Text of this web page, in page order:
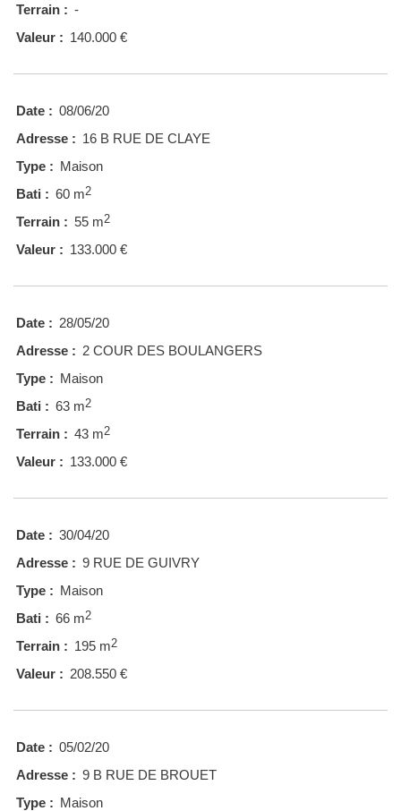
Terrain : -
Valeur : 140.000 €
Date : 08/06/20
Adresse : 16 B RUE DE CLAYE
Type : Maison
Bati : 60 m2
Terrain : 55 m2
Valeur : 133.000 €
Date : 28/05/20
Adresse : 2 COUR DES BOULANGERS
Type : Maison
Bati : 63 m2
Terrain : 43 m2
Valeur : 133.000 €
Date : 30/04/20
Adresse : 9 RUE DE GUIVRY
Type : Maison
Bati : 66 m2
Terrain : 195 m2
Valeur : 208.550 €
Date : 05/02/20
Adresse : 9 B RUE DE BROUET
Type : Maison